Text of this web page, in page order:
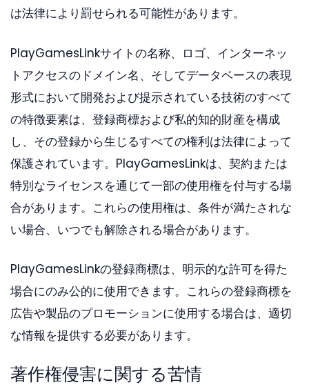
は法律により罰せられる可能性があります。
PlayGamesLinkサイトの名称、ロゴ、インターネッ
トアクセスのドメイン名、そしてデータベースの表現
形式において開発および提示されている技術のすべて
の特徴要素は、登録商標および私的知的財産を構成
し、その登録から生じるすべての権利は法律によって
保護されています。PlayGamesLinkは、契約または
特別なライセンスを通じて一部の使用権を付与する場
合があります。これらの使用権は、条件が満たされな
い場合、いつでも解除される場合があります。
PlayGamesLinkの登録商標は、明示的な許可を得た
場合にのみ公的に使用できます。これらの登録商標を
広告や製品のプロモーションに使用する場合は、適切
な情報を提供する必要があります。
著作権侵害に関する苦情